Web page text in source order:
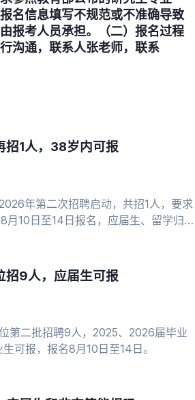
名信息填写不规范或不准确导致
报考人员承担。（二）报名过程
沟通，联系人张老师，联系
招1人，38岁内可报
年第二次招聘启动，共招1人，要求
月10日至14日报名，应届生、留学归国
招9人，应届生可报
第二批招聘9人，2025、2026届毕业
可报，报名8月10日至14日。